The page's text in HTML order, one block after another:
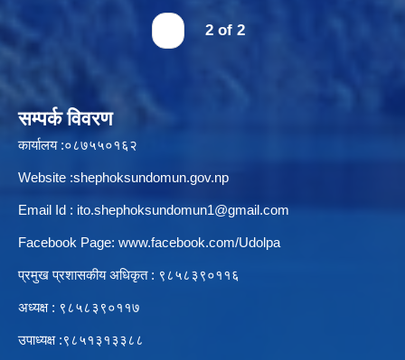
2 of 2
सम्पर्क विवरण
कार्यालय :०८७५५०१६२
Website :shephoksundomun.gov.np
Email Id : ito.shephoksundomun1@gmail.com
Facebook Page: www.facebook.com/Udolpa
प्रमुख प्रशासकीय अधिकृत : ९८५८३९०११६‍
अध्यक्ष : ९८५८३९०११७
उपाध्यक्ष :९८५१३१३३८८